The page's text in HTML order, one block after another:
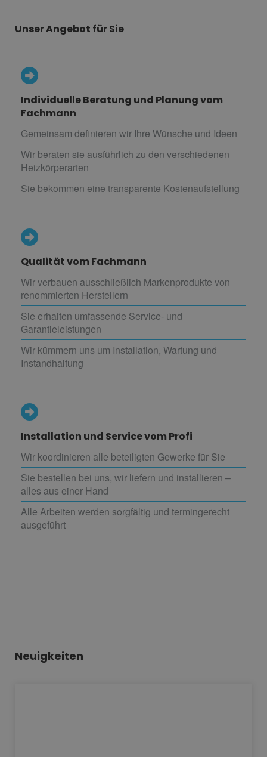
Unser Angebot für Sie
Individuelle Beratung und Planung vom
Fachmann
Gemeinsam definieren wir Ihre Wünsche und Ideen
Wir beraten sie ausführlich zu den verschiedenen
Heizkörperarten
Sie bekommen eine transparente Kostenaufstellung
Qualität vom Fachmann
Wir verbauen ausschließlich Markenprodukte von
renommierten Herstellern
Sie erhalten umfassende Service- und
Garantieleistungen
Wir kümmern uns um Installation, Wartung und
Instandhaltung
Installation und Service vom Profi
Wir koordinieren alle beteiligten Gewerke für Sie
Sie bestellen bei uns, wir liefern und installieren –
alles aus einer Hand
Alle Arbeiten werden sorgfältig und termingerecht
ausgeführt
Neuigkeiten